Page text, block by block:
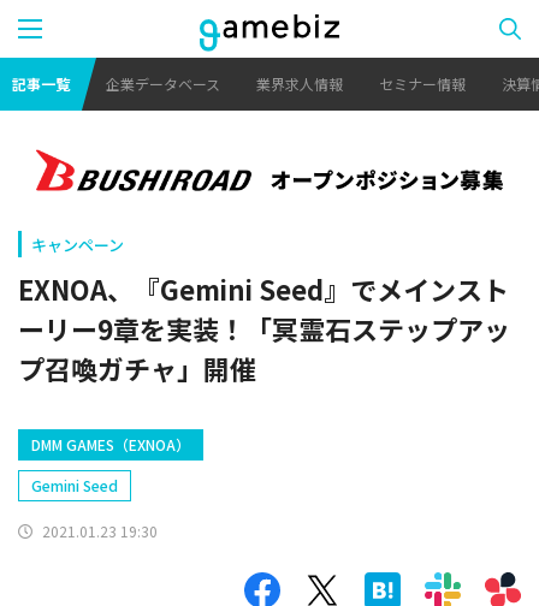
記事一覧 企業データベース 業界求人情報 セミナー情報 決算
キャンペーン
EXNOA、『Gemini Seed』でメインスト
ーリー9章を実装！「冥霊石ステップアッ
プ召喚ガチャ」開催
DMM GAMES（EXNOA）
Gemini Seed
2021.01.23 19:30